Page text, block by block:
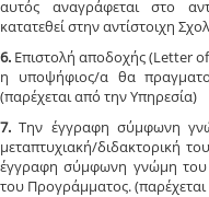
αυτός αναγράφεται στο
κατατεθεί στην αντίστοιχη
6. Επιστολή αποδοχής (Letter
η υποψήφιος/α θα
(παρέχεται από την Υπηρεσία)
7. Την έγγραφη σύμφωνη
μεταπτυχιακή/διδακτορική
έγγραφη σύμφωνη γνώμη του
του Προγράμματος.